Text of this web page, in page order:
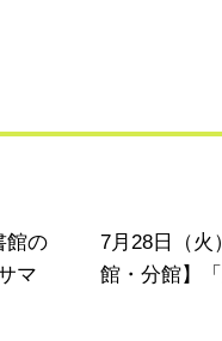
館の
マ
7月28日（火
館・分館】